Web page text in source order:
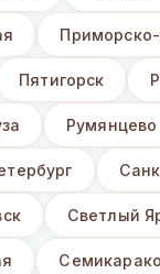
Пятигорск
Румянцево
Светлый